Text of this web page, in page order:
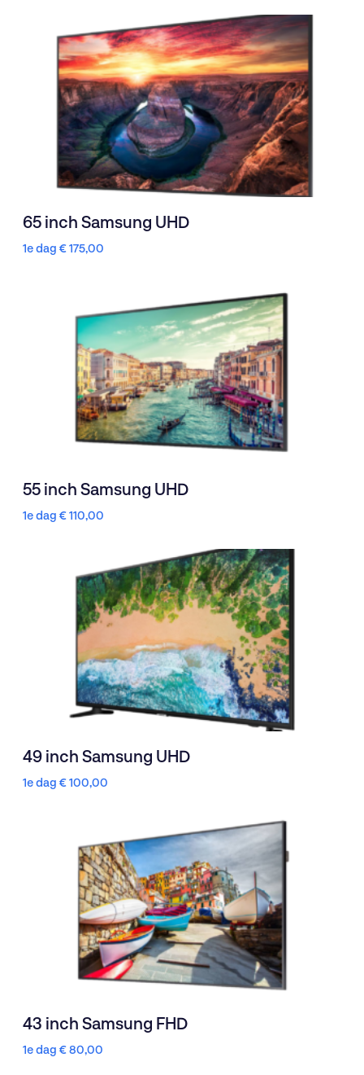
65 inch Samsung UHD
1e dag €175,00
55 inch Samsung UHD
1e dag €110,00
49 inch Samsung UHD
1e dag €100,00
43 inch Samsung FHD
1e dag €80,00